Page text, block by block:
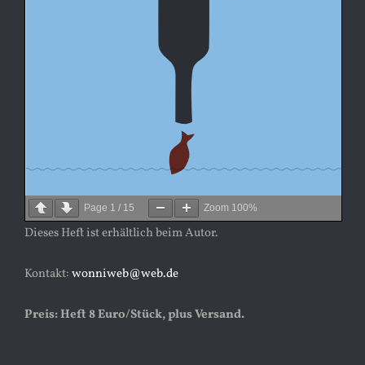
Page 1 / 15 Zoom 100%
Dieses Heft ist erhältlich beim Autor.
Kontakt:wonniweb@web.de
Preis: Heft 8 Euro/Stück, plus Versand.